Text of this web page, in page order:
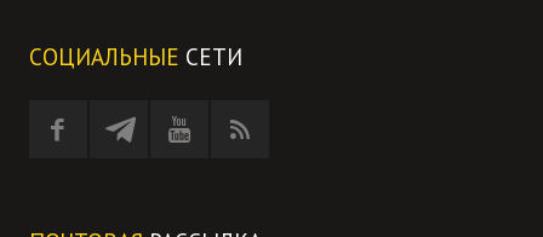
СОЦИАЛЬНЫЕ СЕТИ